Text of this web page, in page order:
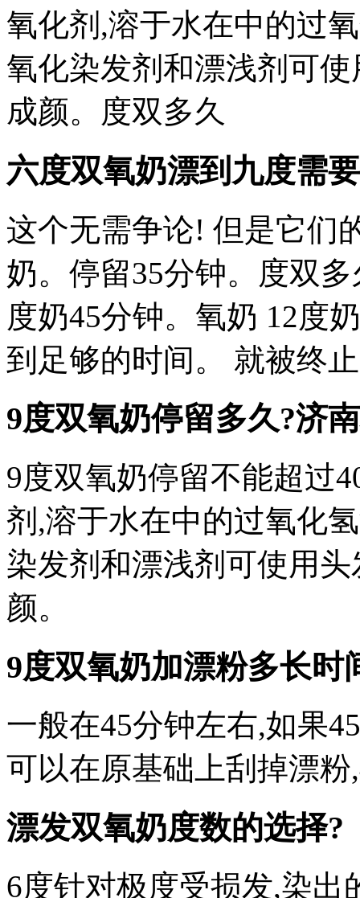
氧化剂,溶于水在中的过
氧化染发剂和漂浅剂可
成颜。度双多久
六度双氧奶漂到九度需
这个无需争论! 但是它们
奶。停留35分钟。度双多
度奶45分钟。氧奶 12度
到足够的时间。 就被终
9度双氧奶停留多久?济
9度双氧奶停留不能超过
剂,溶于水在中的过氧化
染发剂和漂浅剂可使用
颜。
9度双氧奶加漂粉多长时
一般在45分钟左右,如果
可以在原基础上刮掉漂
漂发双氧奶度数的选择?
6度针对极度受损发,染出